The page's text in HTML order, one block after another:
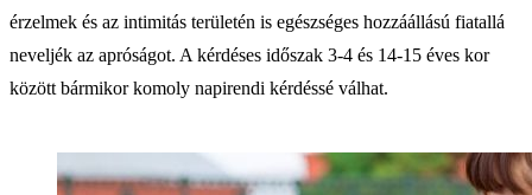
érzelmek és az intimitás területén is egészséges hozzáállású fiatallá
neveljék az apróságot. A kérdéses időszak 3-4 és 14-15 éves kor
között bármikor komoly napirendi kérdéssé válhat.